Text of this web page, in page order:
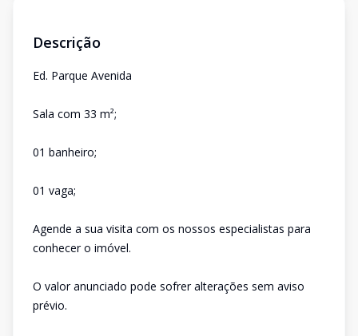
Descrição
Ed. Parque Avenida
Sala com 33 m²;
01 banheiro;
01 vaga;
Agende a sua visita com os nossos especialistas para
conhecer o imóvel.
O valor anunciado pode sofrer alterações sem aviso
prévio.